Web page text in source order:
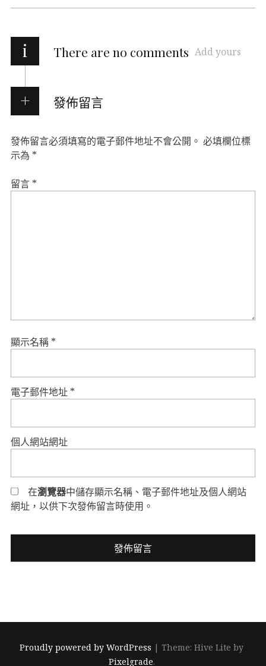
i There are no comments Add yours
發佈留言
發佈留言必須填寫的電子郵件地址不會公開。 必填欄位標
示為 *
留言 *
顯示名稱 *
電子郵件地址 *
個人網站網址
在瀏覽器中儲存顯示名稱、電子郵件地址及個人網站
網址，以供下次發佈留言時使用。
Proudly powered by WordPress |Theme: Hive Lite by
Pixelgrade.